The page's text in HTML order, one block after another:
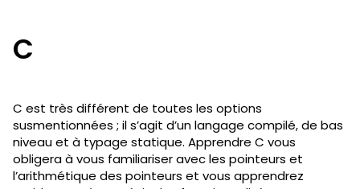
C
C est très différent de toutes les options
susmentionnées ; il s’agit d’un langage compilé, de bas
niveau et à typage statique. Apprendre C vous
obligera à vous familiariser avec les pointeurs et
l’arithmétique des pointeurs et vous apprendrez